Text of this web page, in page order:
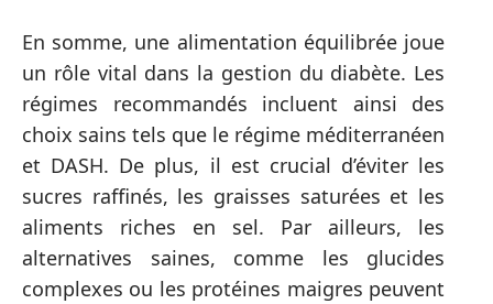
En somme, une alimentation équilibrée joue
un rôle vital dans la gestion du diabète. Les
régimes recommandés incluent ainsi des
choix sains tels que le régime méditerranéen
et DASH. De plus, il est crucial d’éviter les
sucres raffinés, les graisses saturées et les
aliments riches en sel. Par ailleurs, les
alternatives saines, comme les glucides
complexes ou les protéines maigres peuvent